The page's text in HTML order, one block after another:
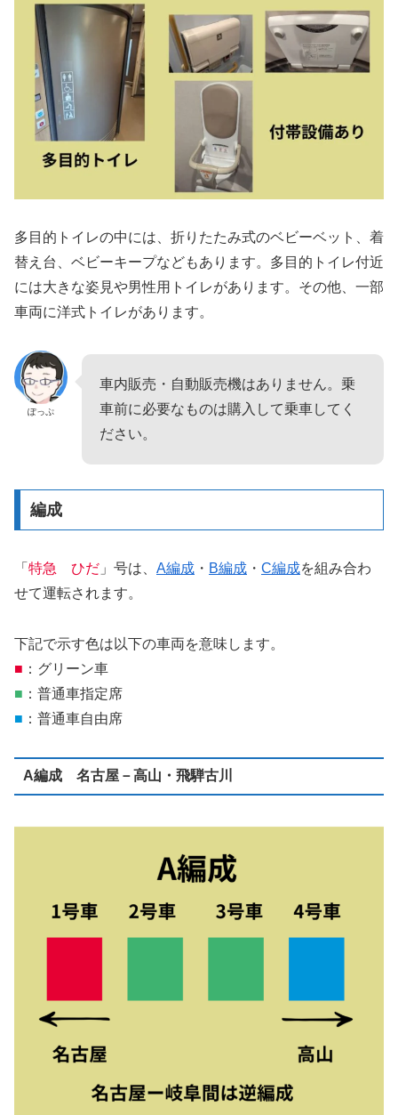
多目的トイレの中には、折りたたみ式のベビーベット、着
替え台、ベビーキープなどもあります。多目的トイレ付近
には大きな姿見や男性用トイレがあります。その他、一部
車両に洋式トイレがあります。
ぽっぷ
車内販売・自動販売機はありません。乗
車前に必要なものは購入して乗車してく
ださい。
編成
「 特急 ひだ 」号は、 A編成 ・ B編成 ・ C編成を組み合わ
せて運転されます。
下記で示す色は以下の車両を意味します。
■ ：グリーン車
■ ：普通車指定席
■ ：普通車自由席
A編成 名古屋－高山・飛騨古川